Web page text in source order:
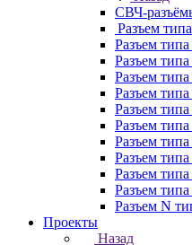
СВЧ-
Разъем
Разъем
Разъем
Разъем
Разъем
Разъем
Разъем
Разъем
Разъем
Разъем
Разъем
Разъем N
Проекты
Назад